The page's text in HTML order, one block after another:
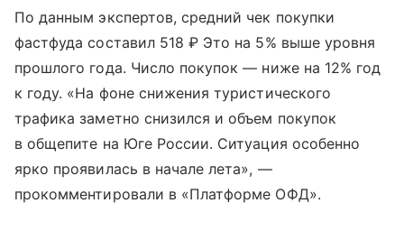
По данным экспертов, средний чек покупки
фастфуда составил 518 ₽ Это на 5% выше уровня
прошлого года. Число покупок — ниже на 12% год
к году. «На фоне снижения туристического
трафика заметно снизился и объем покупок
в общепите на Юге России. Ситуация особенно
ярко проявилась в начале лета», —
прокомментировали в «Платформе ОФД».